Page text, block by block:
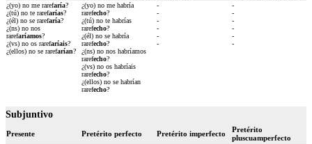
¿(yo) no me rarefaría?
¿(tú) no te rarefarías?
¿(él) no se rarefaría?
¿(ns) no nos
rarefaríamos?
¿(vs) no os rarefaríais?
¿(ellos) no se rarefarían?
¿(yo) no me habría
rarefecho?
¿(tú) no te habrías
rarefecho?
¿(él) no se habría
rarefecho?
¿(ns) no nos habríamos
rarefecho?
¿(vs) no os habríais
rarefecho?
¿(ellos) no se habrían
rarefecho?
-
-
-
-
-
-
-
-
-
-
-
-
Subjuntivo
Presente Pretérito perfecto Pretérito imperfecto
Pretérito
pluscuamperfecto